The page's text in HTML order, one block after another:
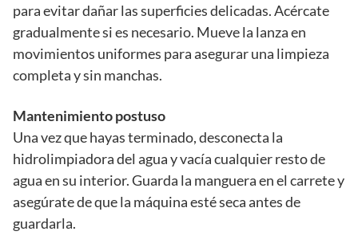
para evitar dañar las superficies delicadas. Acércate
gradualmente si es necesario. Mueve la lanza en
movimientos uniformes para asegurar una limpieza
completa y sin manchas.
Mantenimiento postuso
Una vez que hayas terminado, desconecta la
hidrolimpiadora del agua y vacía cualquier resto de
agua en su interior. Guarda la manguera en el carrete y
asegúrate de que la máquina esté seca antes de
guardarla.